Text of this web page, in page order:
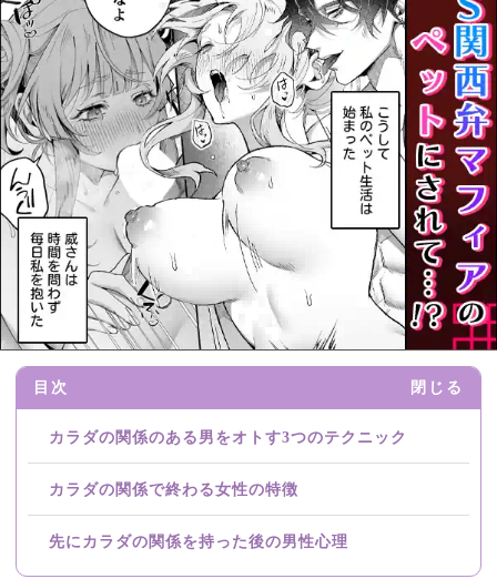
目次 閉じる
カラダの関係のある男をオトす3つのテクニック
カラダの関係で終わる女性の特徴
先にカラダの関係を持った後の男性心理